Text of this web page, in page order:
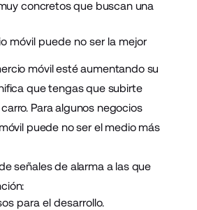
concretos que buscan una
móvil puede no ser la mejor
móvil esté aumentando su
que tengas que subirte
Para algunos negocios
puede no ser el medio más
señales de alarma a las que
para el desarrollo.